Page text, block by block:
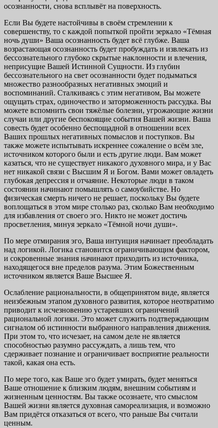
осознанности, снова всплывёт на поверхность.
Если Вы будете настойчивы в своём стремлении к
совершенству, то с каждой попыткой пройти зеркало «Тёмная
ночь души» Ваша осознанность будет всё глубже. Ваша
возрастающая осознанность будет пробуждать и извлекать из
бессознательного глубоко скрытые наклонности и влечения,
неприсущие Вашей Истинной Сущности. Из глубин
бессознательного на свет осознанности будет подыматься
множество разнообразных негативных эмоций и
воспоминаний. Сталкиваясь с этим негативом, Вы можете
ощущать страх, одиночество и заторможенность рассудка. Вы
можете вспомнить свои тяжёлые болезни, угрожающие жизни
случаи или другие беспокоящие события Вашей жизни. Ваша
совесть будет особенно беспощадной в отношении всех
Ваших прошлых негативных помыслов и поступков. Вы
также можете испытывать искреннее сожаление о всём зле,
источником которого были и есть другие люди. Вам может
казаться, что не существует никакого духовного мира, и у Вас
нет никакой связи с Высшим Я и Богом. Вами может овладеть
глубокая депрессия и отчаяние. Некоторые люди в таком
состоянии начинают помышлять о самоубийстве. Но
физическая смерть ничего не решает, поскольку Вы будете
воплощаться в этом мире столько раз, сколько Вам необходимо
для избавления от своего эго. Никто не может достичь
просветления, минуя зеркало «Тёмной ночи души».
По мере отмирания эго, Ваша интуиция начинает преобладать
над логикой. Логика становится ограничивающим фактором,
и сокровенные знания начинают приходить из источника,
находящегося вне пределов разума. Этим Божественным
источником является Ваше Высшее Я.
Ослабление рациональности, в общепринятом виде, является
неизбежным этапом духовного развития, которое неотвратимо
приводит к исчезновению устаревших ограничений
рациональной логики. Это может служить подтверждающим
сигналом об истинности выбранного направления движения.
При этом то, что исчезает, на самом деле не является
способностью разумно рассуждать, а лишь тем, что
сдерживает познание и ограничивает восприятие реальности
такой, какая она есть.
По мере того, как Ваше эго будет умирать, будет меняться
Ваше отношение к близким людям, внешним событиям и
жизненным ценностям. Вы также осознаете, что смыслом
Вашей жизни является духовная самореализация, и возможно
Вам придётся отказаться от всего, что раньше Вы считали
ценным.